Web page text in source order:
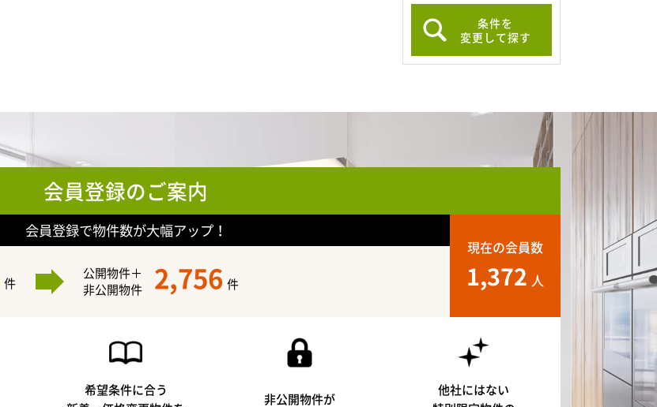
条件を
変更して探す
会員登録のご案内
会員登録で物件数が大幅アップ！
件
公開物件＋
非公開物件
2,756 件
現在の会員数
1,372 人
希望条件に合う
非公開物件が
他社にはない